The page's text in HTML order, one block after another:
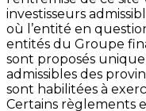
investisseurs
où l’entité en
entités du Groupe
sont proposés
admissibles des
sont habilitées à
Certains règlements